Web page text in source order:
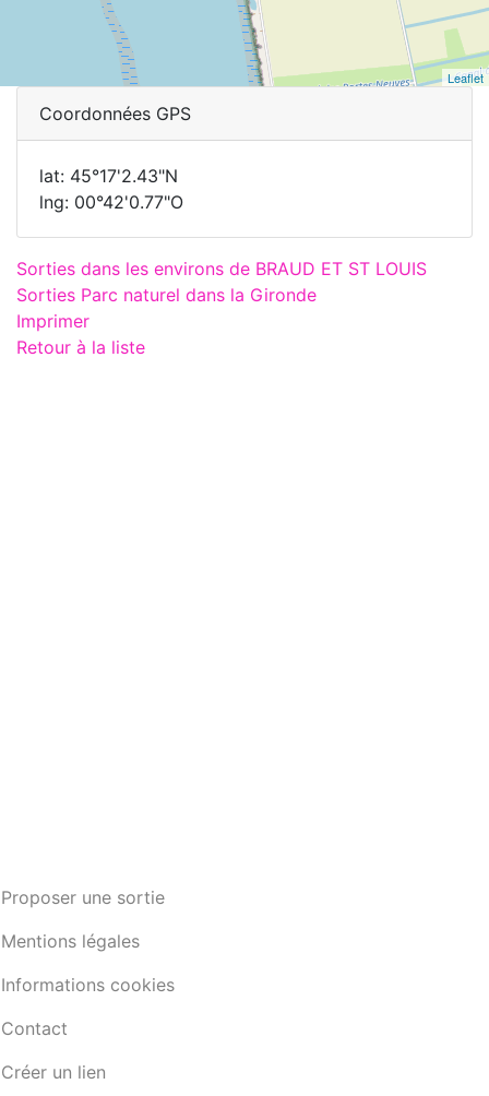
Leaflet
Coordonnées GPS
lat: 45°17'2.43"N
lng: 00°42'0.77"O
Sorties dans les environs de BRAUD ET ST LOUIS
Sorties Parc naturel dans la Gironde
Imprimer
Retour à la liste
Proposer une sortie
Mentions légales
Informations cookies
Contact
Créer un lien